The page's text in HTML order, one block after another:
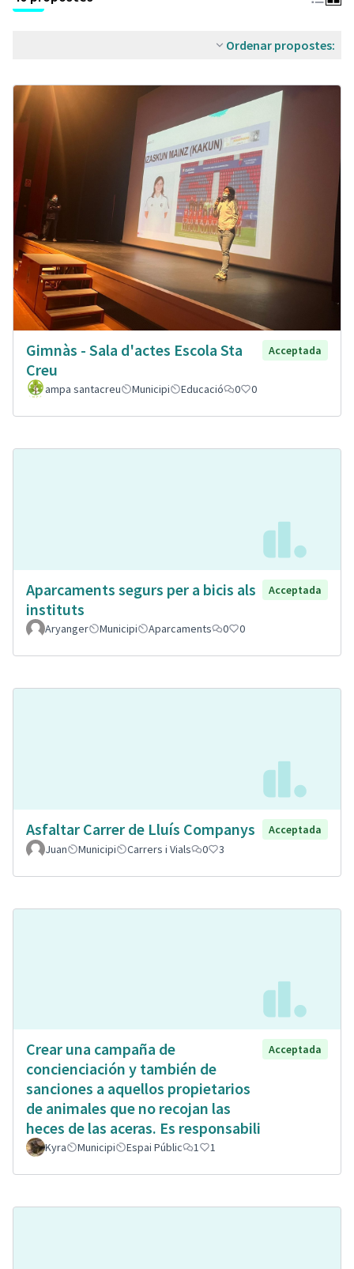
Ordenar propostes:
Gimnàs - Sala d'actes Escola Sta
Creu
Acceptada
ampa santacreu Municipi Educació 0 0
Aparcaments segurs per a bicis als
instituts
Acceptada
Aryanger Municipi Aparcaments 0 0
Asfaltar Carrer de Lluís Companys
Acceptada
Juan
Municipi Carrers i Vials 0 3
Crear una campaña de
concienciación y también de
sanciones a aquellos propietarios
de animales que no recojan las
heces de las aceras. Es responsabili
Acceptada
Kyra Municipi Espai Públic 1 1